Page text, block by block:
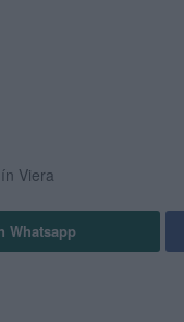
Viera
Whatsapp